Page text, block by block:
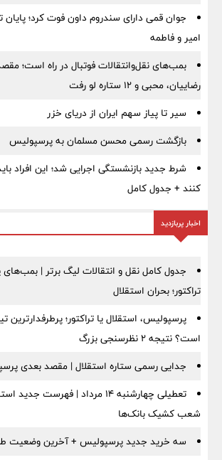
جوان قمی دارای سندروم داون فوت کرد؛
امیر و فاطمه
بمب‌های نقل‌وانتقالات فوتبال در راه است؛
رضاییان، محبی و ۱۲ ستاره لو رفت
سیر تا پیاز سهم ایران از دریای خزر
بازگشت رسمی محسن مسلمان به پرسپولیس
کنند + جدول کامل
اخبار پربازدید
جدول کامل نقل و انتقالات لیگ برتر |
تراکتور؛ بحران استقلال
پرسپولیس، استقلال یا تراکتور؛ پرطرفدارترین
است؟ نتیجه ۲ نظرسنجی بزرگ
جدایی رسمی ستاره استقلال | مقصد بعدی
تعطیلی چهارشنبه ۱۴ مرداد | فهرست
شعب کشیک بانک‌ها
سه خرید جدید پرسپولیس + آخرین وضعیت